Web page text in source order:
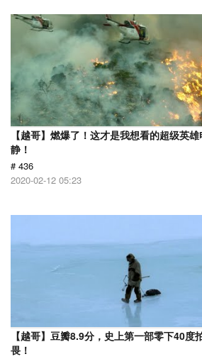
【越哥】燃爆了！这才是我想看的超级英
静！
# 436
2020-02-12 05:23
【越哥】豆瓣8.9分，史上第一部零下40度
畏！